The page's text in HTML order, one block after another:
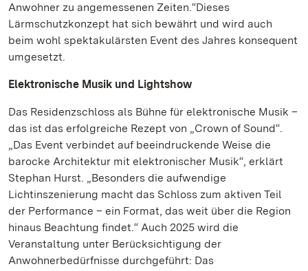
Anwohner zu angemessenen Zeiten.“Dieses
Lärmschutzkonzept hat sich bewährt und wird auch
beim wohl spektakulärsten Event des Jahres konsequent
umgesetzt.
Elektronische Musik und Lightshow
Das Residenzschloss als Bühne für elektronische Musik –
das ist das erfolgreiche Rezept von „Crown of Sound“.
„Das Event verbindet auf beeindruckende Weise die
barocke Architektur mit elektronischer Musik“, erklärt
Stephan Hurst. „Besonders die aufwendige
Lichtinszenierung macht das Schloss zum aktiven Teil
der Performance – ein Format, das weit über die Region
hinaus Beachtung findet.“ Auch 2025 wird die
Veranstaltung unter Berücksichtigung der
Anwohnerbedürfnisse durchgeführt: Das